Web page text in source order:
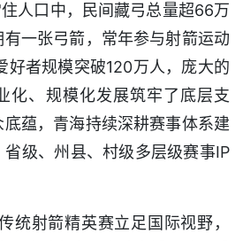
人口中，民间藏弓总量超66万
一张弓箭，常年参与射箭运动
好者规模突破120万人，庞大的
化、规模化发展筑牢了底层支
蕴，青海持续深耕赛事体系建
级、州县、村级多层级赛事IP
统射箭精英赛立足国际视野，